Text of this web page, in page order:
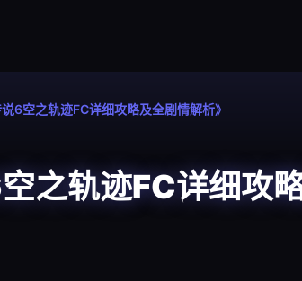
说6空之轨迹FC详细攻略及全剧情解析》
之轨迹FC详细攻